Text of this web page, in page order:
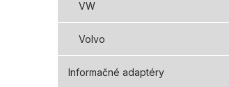
VW
Volvo
Informačné adaptéry